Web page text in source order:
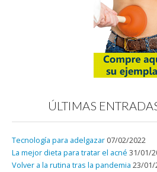
ÚLTIMAS
Tecnología para adelgazar 07/02/2022
La mejor dieta para tratar el acné 31/01/
Volver a la rutina tras la pandemia 23/01/